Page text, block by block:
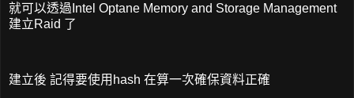
就可以透過Intel Optane Memory and Storage Management
建立Raid 了
建立後 記得要使用hash 在算一次確保資料正確